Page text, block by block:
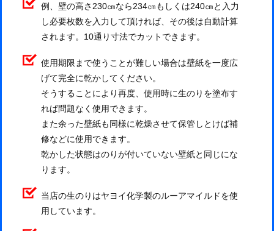
例、壁の高さ230㎝なら234㎝もしくは240㎝と入力
し必要枚数を入力して頂ければ、その後は自動計算
されます。10通り寸法でカットできます。
使用期限まで使うことが難しい場合は壁紙を一度広
げて完全に乾かしてください。
そうすることにより再度、使用時に生のりを塗布す
れば問題なく使用できます。
また余った壁紙も同様に乾燥させて保管しとけば補
修などに使用できます。
乾かした状態はのりが付いていない壁紙と同じにな
ります。
当店の生のりはヤヨイ化学製のルーアマイルドを使
用しています。